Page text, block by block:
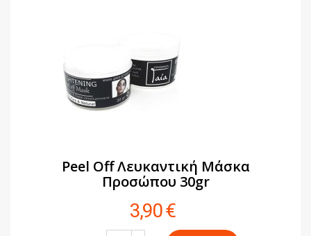
Peel Off Λευκαντική Μάσκα
Προσώπου 30gr
3,90 €